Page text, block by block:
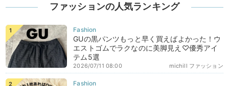
ファッションの人気ランキング
GUの黒パンツもっと早く買えばよかった！ウ
エストゴムでラクなのに美脚見え♡優秀アイ
テム5選
michill ファッション
2026/07/11 08:00